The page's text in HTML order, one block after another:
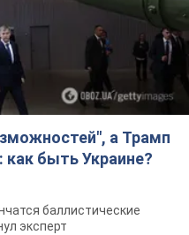
а Трамп
как быть Украине?
баллистические
эксперт